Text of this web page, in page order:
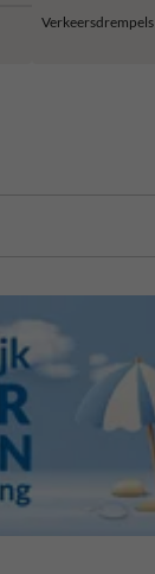
Verkeersdrempels